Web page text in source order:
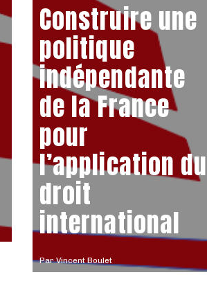
ParVincent Boulet
Construire une
politique
indépendante
de la France
pour
l’application du
droit
international